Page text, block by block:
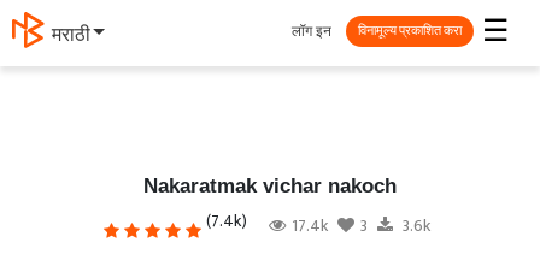
मराठी ☰
लॉग इन विनामूल्य प्रकाशित करा
Nakaratmak vichar nakoch
(7.4k) 17.4k 3 3.6k